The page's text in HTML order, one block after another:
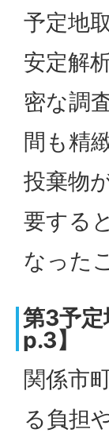
予定地
安定解
密な調
間も精
投棄物
要する
なった
第3予
p.3】
関係市
る負担